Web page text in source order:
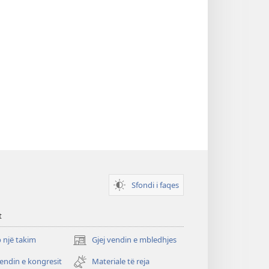
Sfondi i faqes
një takim Gjej vendin e mbledhjes
(hap
dritare
e kongresit
Materiale të reja